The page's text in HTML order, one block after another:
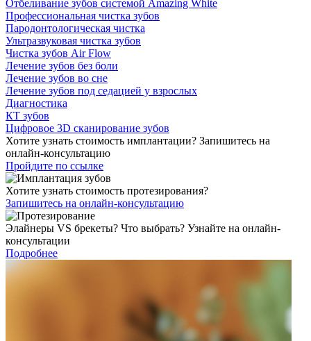
Отбеливание зубов системой Amazing White
Профессиональная чистка зубов
Пародонтологическая чистка
Ультразвуковая чистка зубов
Чистка зубов Air Flow
Лечение зубов без боли
Лечение зубов во сне
Лечение зубов под седацией у взрослых
Диагностика
КТ зубов
Цифровое 3D сканирование зубов
Хотите узнать стоимость имплантации? Запишитесь на
онлайн-консультацию
Пройдите по ссылке
Хотите узнать стоимость протезирования?
Запишитесь на онлайн-консультацию
Элайнеры VS брекеты? Что выбрать? Узнайте на онлайн-
консультации
Подробнее